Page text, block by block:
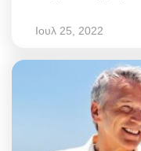
Ιουλ 25, 2022